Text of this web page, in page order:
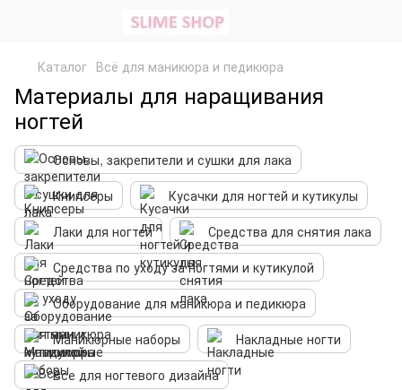
Каталог Всё для маникюра и педикюра
Материалы для наращивания
ногтей
Основы, закрепители и сушки для лака
Книпсеры
Кусачки для ногтей и кутикулы
Лаки для ногтей
Средства для снятия лака
Средства по уходу за ногтями и кутикулой
Оборудование для маникюра и педикюра
Маникюрные наборы
Накладные ногти
Все для ногтевого дизайна